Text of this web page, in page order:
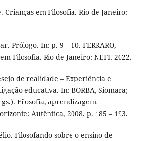
Crianças em Filosofia. Rio de Janeiro:
Prólogo. In: p. 9 – 10. FERRARO,
Filosofia. Rio de Janeiro: NEFI, 2022.
de realidade – Experiência e
educativa. In: BORBA, Siomara;
Filosofia, aprendizagem,
Autêntica, 2008. p. 185 – 193.
Filosofando sobre o ensino de